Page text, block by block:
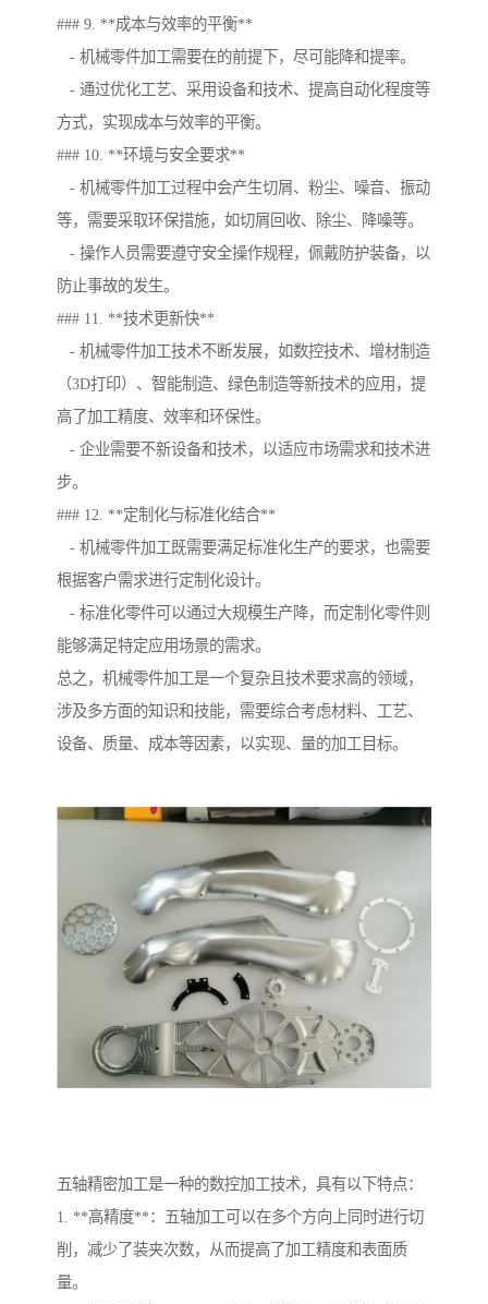
### 9. **成本与效率的平衡**
- 机械零件加工需要在的前提下，尽可能降和提率。
- 通过优化工艺、采用设备和技术、提高自动化程度等
方式，实现成本与效率的平衡。
### 10. **环境与安全要求**
- 机械零件加工过程中会产生切屑、粉尘、噪音、振动
等，需要采取环保措施，如切屑回收、除尘、降噪等。
- 操作人员需要遵守安全操作规程，佩戴防护装备，以
防止事故的发生。
### 11. **技术更新快**
- 机械零件加工技术不断发展，如数控技术、增材制造
（3D打印）、智能制造、绿色制造等新技术的应用，提
高了加工精度、效率和环保性。
- 企业需要不新设备和技术，以适应市场需求和技术进
步。
### 12. **定制化与标准化结合**
- 机械零件加工既需要满足标准化生产的要求，也需要
根据客户需求进行定制化设计。
- 标准化零件可以通过大规模生产降，而定制化零件则
能够满足特定应用场景的需求。
总之，机械零件加工是一个复杂且技术要求高的领域，
涉及多方面的知识和技能，需要综合考虑材料、工艺、
设备、质量、成本等因素，以实现、量的加工目标。
五轴精密加工是一种的数控加工技术，具有以下特点：
1. **高精度**：五轴加工可以在多个方向上同时进行切
削，减少了装夹次数，从而提高了加工精度和表面质
量。